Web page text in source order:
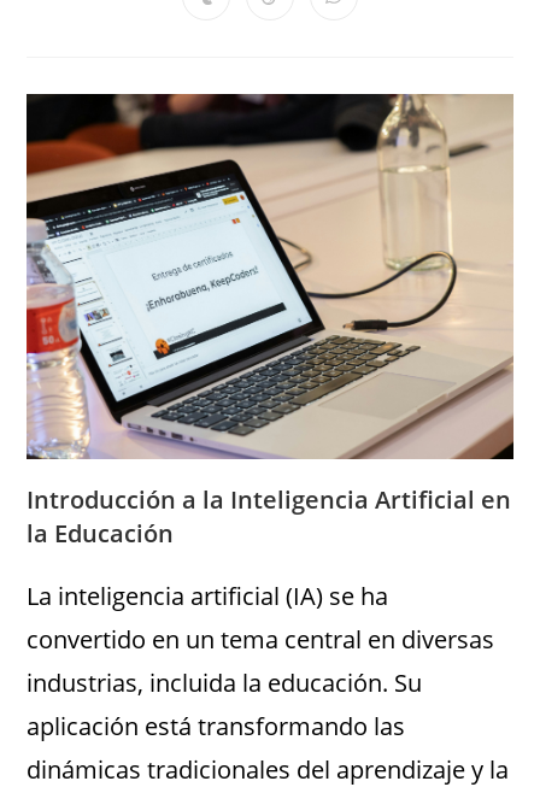
Introducción a la Inteligencia Artificial en
la Educación
La inteligencia artificial (IA) se ha
convertido en un tema central en diversas
industrias, incluida la educación. Su
aplicación está transformando las
dinámicas tradicionales del aprendizaje y la